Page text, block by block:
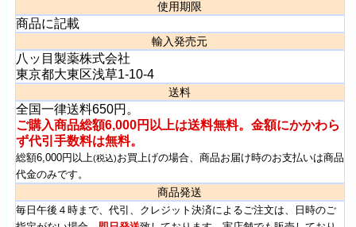
使用期限
商品に記載
輸入発売元
八ッ目製薬株式会社
東京都大東区浅草1-10-4
送料
全国一律送料650円。
ご購入商品総額6,000円以上は送料無料。金額にかかわら
ず代引手数料は無料。
総額6,000円以上(税込)お買上げの場合、商品お届け時のお支払いは商品
代金のみです。
商品発送
毎日午後４時まで、代引、クレジット決済によるご注文は、日時のご